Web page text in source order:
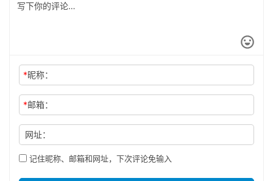
*昵称：
*邮箱：
网址：
记住昵称、邮箱和网址，下次评论免输入